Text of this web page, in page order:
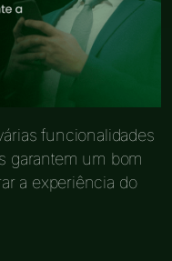
funcionalidades
garantem um bom
a experiência do